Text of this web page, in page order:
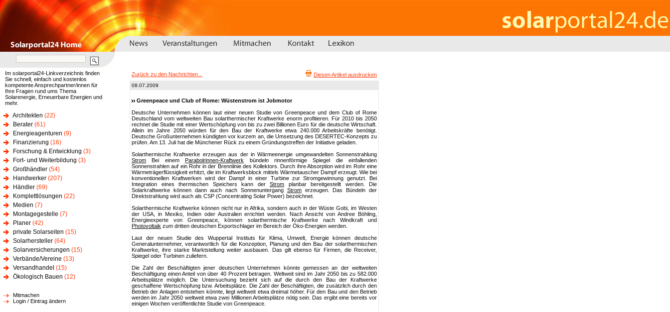
Im solarportal24-Linkverzeichnis finden
Sie schnell, einfach und kostenlos
kompetente Ansprechpartner/innen für
Ihre Fragen rund ums Thema
Solarenergie, Erneuerbare Energien und
mehr.
Architekten (22)
Berater (61)
Energieagenturen (9)
Finanzierung (16)
Forschung & Entwicklung (3)
Fort- und Weiterbildung (3)
Großhändler (54)
Handwerker (207)
Händler (69)
Komplettlösungen (22)
Medien (7)
Montagegestelle (7)
Planer (42)
private Solarseiten (15)
Solarhersteller (64)
Solarversicherungen (15)
Verbände/Vereine (13)
Versandhandel (15)
Ökologisch Bauen (12)
Mitmachen
Login / Eintrag ändern
Zurück zu den Nachrichten... Diesen Artikel ausdrucken
08.07.2009
Greenpeace und Club of Rome: Wüstenstrom ist Jobmotor
Deutsche Unternehmen können laut einer neuen Studie von Greenpeace und dem Club of Rome
Deutschland vom weltweiten Bau solarthermischer Kraftwerke enorm profitieren. Für 2010 bis 2050
rechnet die Studie mit einer Wertschöpfung von bis zu zwei Billionen Euro für die deutsche Wirtschaft.
Allein im Jahre 2050 würden für den Bau der Kraftwerke etwa 240.000 Arbeitskräfte benötigt.
Deutsche Großunternehmen kündigten vor kurzem an, die Umsetzung des DESERTEC-Konzepts zu
prüfen. Am 13. Juli hat die Münchener Rück zu einem Gründungstreffen der Initiative geladen.
Solarthermische Kraftwerke erzeugen aus der in Wärmeenergie umgewandelten Sonnenstrahlung
Strom Bei einemParabolrinnen-Kraftwerk bündeln rinnenförmige Spiegel die einfallenden
Sonnenstrahlen auf ein Rohr in der Brennlinie des Kollektors. Durch ihre Absorption wird im Rohr eine
Wärmeträgerflüssigkeit erhitzt, die im Kraftwerksblock mittels Wärmetauscher Dampf erzeugt. Wie bei
konventionellen Kraftwerken wird der Dampf in einer Turbine zur Stromgewinnung genutzt. Bei
Integration eines thermischen Speichers kann der Strom planbar bereitgestellt werden. Die
Solarkraftwerke können dann auch nach Sonnenuntergang Stromerzeugen. Das Bündeln der
Direktstrahlung wird auch als CSP (Concentrating Solar Power) bezeichnet.
Solarthermische Kraftwerke können nicht nur in Afrika, sondern auch in der Wüste Gobi, im Westen
der USA, in Mexiko, Indien oder Australien errichtet werden. Nach Ansicht von Andree Böhling,
Energieexperte von Greenpeace, können solarthermische Kraftwerke nach Windkraft und
Photovoltaik zum dritten deutschen Exportschlager im Bereich der Öko-Energien werden.
Laut der neuen Studie des Wuppertal Instituts für Klima, Umwelt, Energie können deutsche
Generalunternehmer, verantwortlich für die Konzeption, Planung und den Bau der solarthermischen
Kraftwerke, ihre starke Marktstellung weiter ausbauen. Das gilt ebenso für Firmen, die Receiver,
Spiegel oder Turbinen zuliefern.
Die Zahl der Beschäftigten jener deutschen Unternehmen könnte gemessen an der weltweiten
Beschäftigung einen Anteil von über 40 Prozent betragen. Weltweit sind im Jahr 2050 bis zu 582.000
Arbeitsplätze möglich. Die Untersuchung bezieht sich auf die durch den Bau der Kraftwerke
geschaffene Wertschöpfung bzw. Arbeitsplätze. Die Zahl der Beschäftigten, die zusätzlich durch den
Betrieb der Anlagen entstehen könnte, liegt weltweit etwa dreimal höher. Für den Bau und den Betrieb
werden im Jahr 2050 weltweit etwa zwei Millionen Arbeitsplätze nötig sein. Das ergibt eine bereits vor
einigen Wochen veröffentlichte Studie von Greenpeace.